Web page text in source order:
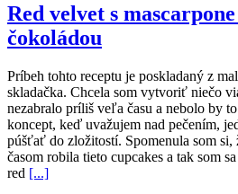
Red velvet s
čokoládou
Príbeh tohto receptu je poskladaný z
skladačka. Chcela som vytvoriť niečo
nezabralo príliš veľa času a nebolo by
koncept, keď uvažujem nad pečením,
púšťať do zložitostí. Spomenula som si,
časom robila tieto cupcakes a tak som
red [...]